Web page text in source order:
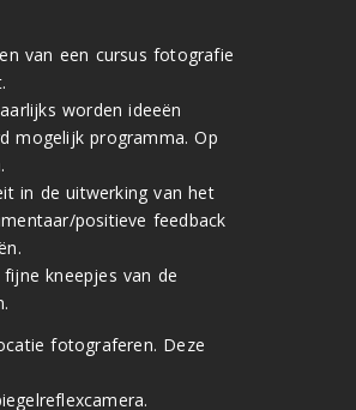
van een cursus fotografie
worden ideeën
mogelijk programma. Op
in de uitwerking van het
positieve feedback
kneepjes van de
fotograferen. Deze